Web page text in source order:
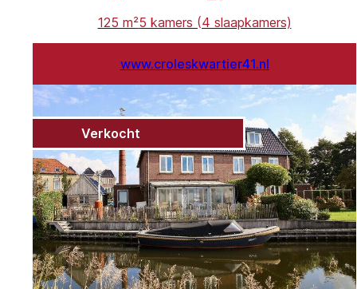
125 m²5 kamers (4 slaapkamers)
www.croleskwartier41.nl
Verkocht